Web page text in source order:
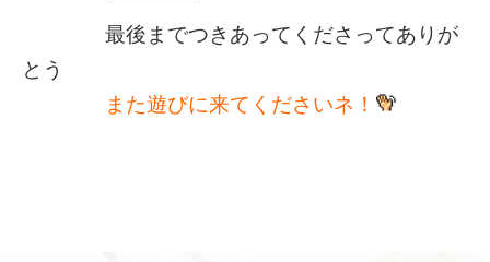
最後までつきあってくださってありが
とう
また遊びに来てくださいネ！